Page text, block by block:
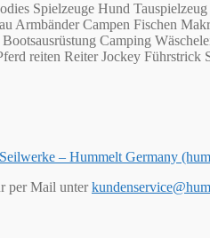
Spielzeuge Hund
Campen Fischen
Camping
reiten Reiter Jockey Führstrick
Seilwerke – Hummelt Germany
per Mail unter